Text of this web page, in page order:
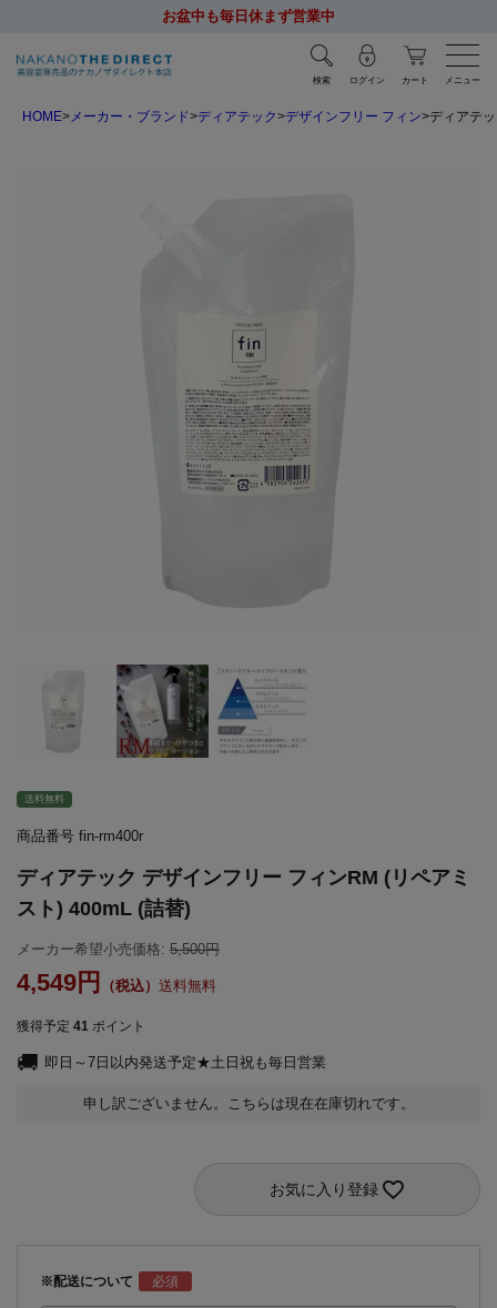
お盆中も毎日休まず営業中
検索 ログイン カート メニュー
HOME メーカー・ブランド ディアテック デザインフリー フィン ディアテ
送料無料
商品番号 fin-rm400r
ディアテック デザインフリー フィンRM (リペアミ
スト) 400mL (詰替)
メーカー希望小売価格: 5,500
4,549 送料無料
獲得予定 41 ポイント
即日～7日以内発送予定★土日祝も毎日営業
申し訳ございません。こちらは現在在庫切れです。
お気に入り登録
※配送について